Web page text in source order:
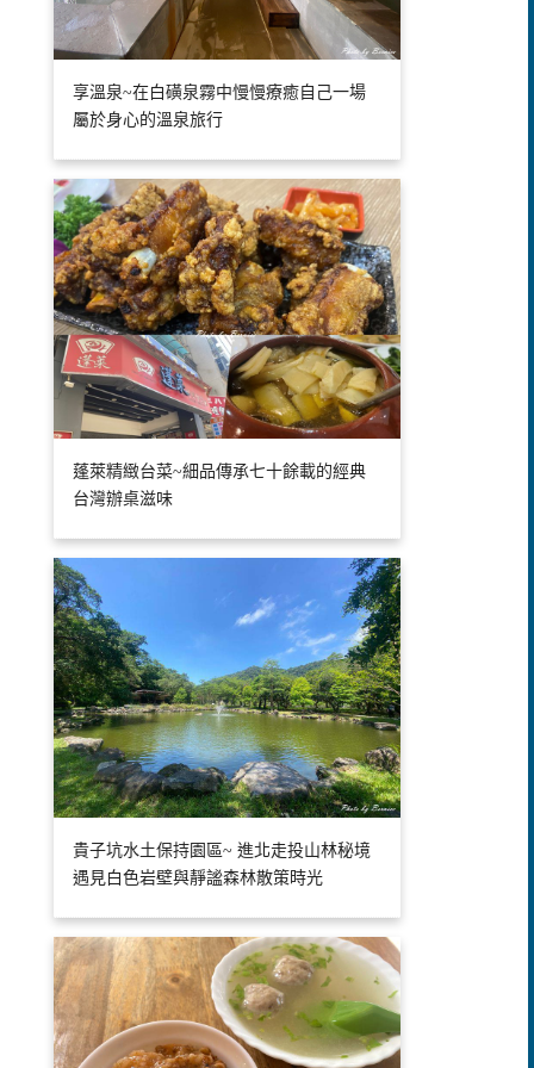
享溫泉~在白磺泉霧中慢慢療癒自己一場
屬於身心的溫泉旅行
蓬萊精緻台菜~細品傳承七十餘載的經典
台灣辦桌滋味
貴子坑水土保持園區~ 進北走投山林秘境
遇見白色岩壁與靜謐森林散策時光